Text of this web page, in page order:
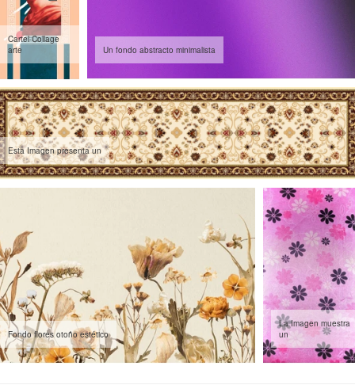
Cartel Collage
arte
Un fondo abstracto minimalista
Esta Imagen presenta un
Fondo flores otoño estético
La Imagen muestra
un